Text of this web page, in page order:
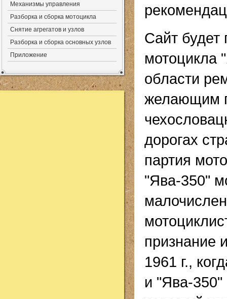
Механизмы управления
Разборка и сборка мотоцикла
Снятие агрегатов и узлов
Разборка и сборка основных узлов
Приложение
Сайт будет
мотоцикла
области
желающим
дорогах
партия
"Ява-350"
признание
1961 г.,
и "Ява-350"